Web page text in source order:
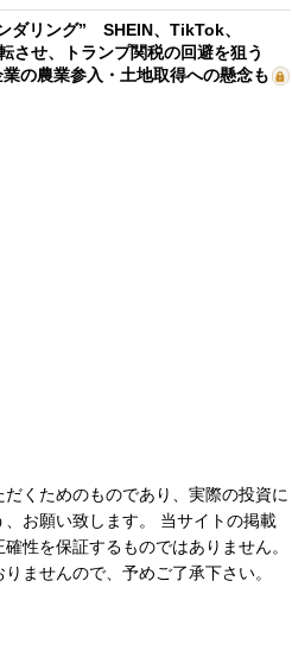
ダリング” SHEIN、TikTok、
させ、トランプ関税の回避を狙う
の農業参入・土地取得への懸念も
くためのものであり、実際の投資に
お願い致します。 当サイトの掲載
性を保証するものではありません。
ませんので、予めご了承下さい。